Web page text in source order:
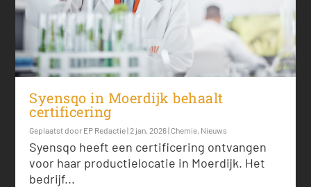
Syensqo in Moerdijk behaalt
certificering
Geplaatst door EP Redactie|2 jan, 2026| Chemie Nieuws
Syensqo heeft een certificering ontvangen
voor haar productielocatie in Moerdijk. Het
bedrijf...